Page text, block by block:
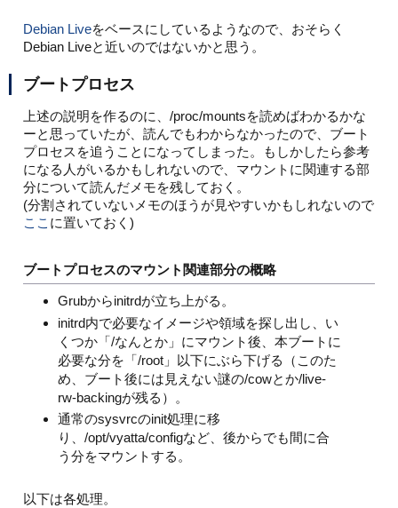
Debian Liveをベースにしているようなので、おそらく
Debian Liveと近いのではないかと思う。
ブートプロセス
上述の説明を作るのに、/proc/mountsを読めばわかるかな
ーと思っていたが、読んでもわからなかったので、ブート
プロセスを追うことになってしまった。もしかしたら参考
になる人がいるかもしれないので、マウントに関連する部
分について読んだメモを残しておく。
(分割されていないメモのほうが見やすいかもしれないので
ここ に置いておく)
ブートプロセスのマウント関連部分の概略
Grubからinitrdが立ち上がる。
initrd内で必要なイメージや領域を探し出し、い
くつか「/なんとか」にマウント後、本ブートに
必要な分を「/root」以下にぶら下げる（このた
め、ブート後には見えない謎の/cowとか/live-
rw-backingが残る）。
通常のsysvrcのinit処理に移
り、/opt/vyatta/configなど、後からでも間に合
う分をマウントする。
以下は各処理。